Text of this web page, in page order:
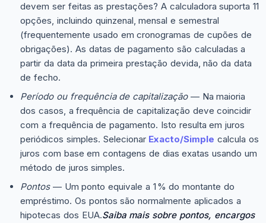
devem ser feitas as prestações? A calculadora suporta 11
opções, incluindo quinzenal, mensal e semestral
(frequentemente usado em cronogramas de cupões de
obrigações). As datas de pagamento são calculadas a
partir da data da primeira prestação devida, não da data
de fecho.
Período ou frequência de capitalização— Na maioria
dos casos, a frequência de capitalização deve coincidir
com a frequência de pagamento. Isto resulta em juros
periódicos simples. Selecionar Exacto/Simple calcula os
juros com base em contagens de dias exatas usando um
método de juros simples.
Pontos— Um ponto equivale a 1 % do montante do
empréstimo. Os pontos são normalmente aplicados a
hipotecas dos EUA.Saiba mais sobre pontos, encargos